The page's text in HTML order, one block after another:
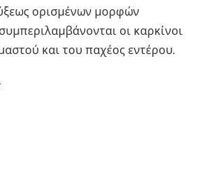
ορισμένων μορφών
οι καρκίνοι
και του παχέος εντέρου.